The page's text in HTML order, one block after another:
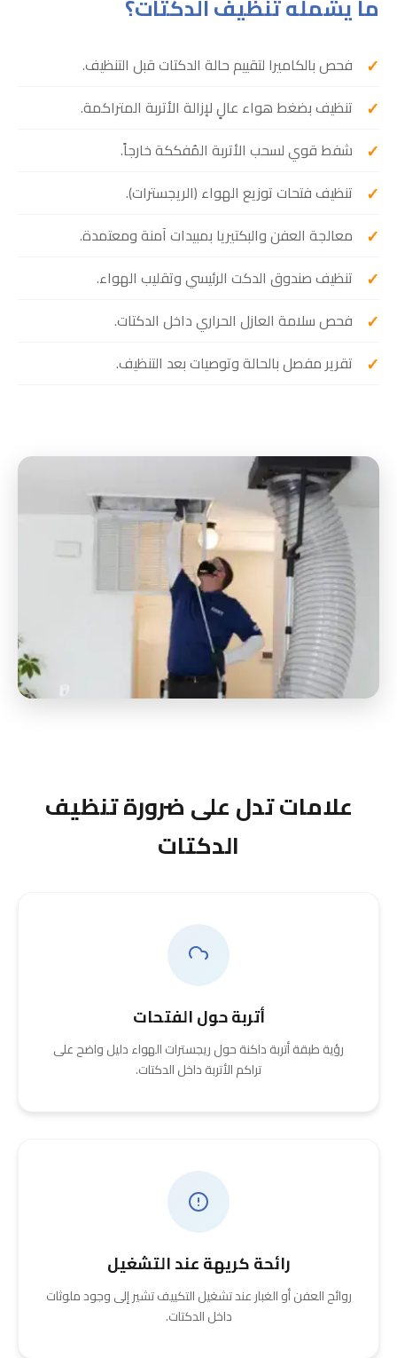
ما يشمله تنظيف الدكتات؟
فحص بالكاميرا لتقييم حالة الدكتات قبل التنظيف.
تنظيف بضغط هواء عالٍ لإزالة الأتربة المتراكمة.
شفط قوي لسحب الأتربة المُفككة خارجاً.
تنظيف فتحات توزيع الهواء (الريجسترات).
معالجة العفن والبكتيريا بمبيدات آمنة ومعتمدة.
تنظيف صندوق الدكت الرئيسي وتقليب الهواء.
فحص سلامة العازل الحراري داخل الدكتات.
تقرير مفصل بالحالة وتوصيات بعد التنظيف.
علامات تدل على ضرورة تنظيف
الدكتات
أتربة حول الفتحات
رؤية طبقة أتربة داكنة حول ريجسترات الهواء دليل واضح على
تراكم الأتربة داخل الدكتات.
رائحة كريهة عند التشغيل
روائح العفن أو الغبار عند تشغيل التكييف تشير إلى وجود ملوثات
داخل الدكتات.